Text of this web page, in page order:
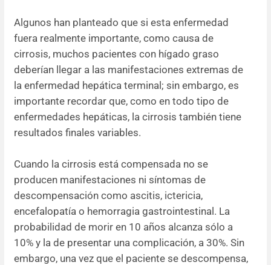
Algunos han planteado que si esta enfermedad
fuera realmente importante, como causa de
cirrosis, muchos pacientes con hígado graso
deberían llegar a las manifestaciones extremas de
la enfermedad hepática terminal; sin embargo, es
importante recordar que, como en todo tipo de
enfermedades hepáticas, la cirrosis también tiene
resultados finales variables.
Cuando la cirrosis está compensada no se
producen manifestaciones ni síntomas de
descompensación como ascitis, ictericia,
encefalopatía o hemorragia gastrointestinal. La
probabilidad de morir en 10 años alcanza sólo a
10% y la de presentar una complicación, a 30%. Sin
embargo, una vez que el paciente se descompensa,